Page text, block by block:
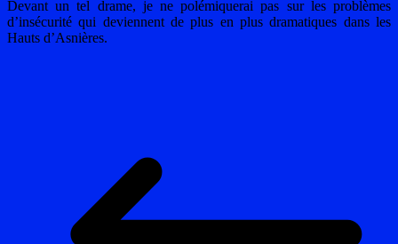
Devant un tel drame, je ne polémiquerai pas sur les problèmes
d’insécurité qui deviennent de plus en plus dramatiques dans les
Hauts d’Asnières.